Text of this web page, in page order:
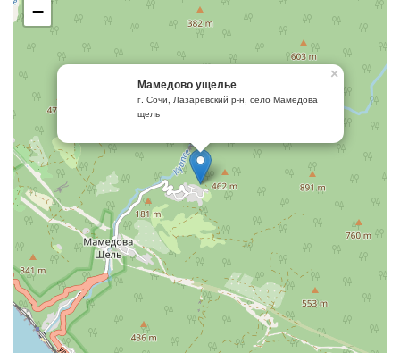
Мамедово ущелье
г. Сочи, Лазаревский р-н, село Мамедова
щель
×
−